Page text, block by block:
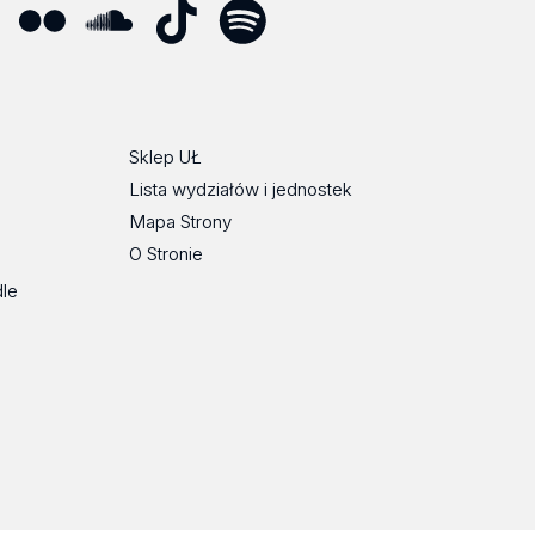
Sklep UŁ
Lista wydziałów i jednostek
Mapa Strony
O Stronie